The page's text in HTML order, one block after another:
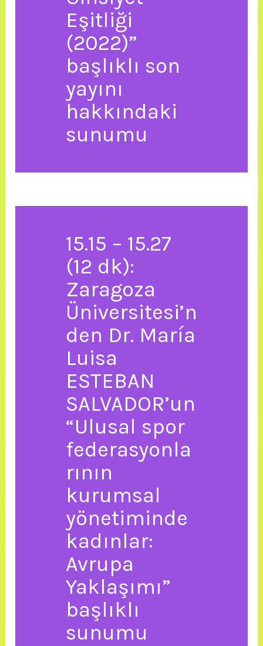
Eşitliği
(2022)”
başlıklı son
yayını
hakkındaki
sunumu
15.15 – 15.27
(12 dk):
Zaragoza
Üniversitesi’n
den Dr. María
Luisa
ESTEBAN
SALVADOR’un
“Ulusal spor
federasyonla
rının
kurumsal
yönetiminde
kadınlar:
Avrupa
Yaklaşımı”
başlıklı
sunumu